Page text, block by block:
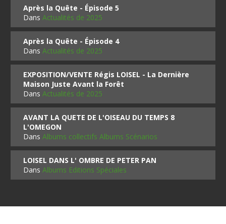
Après la Quête - Épisode 5
DansActualités de 2025
Après la Quête - Épisode 4
DansActualités de 2025
EXPOSITION/VENTE Régis LOISEL - La Dernière
Maison Juste Avant la Forêt
DansActualités de 2025
AVANT LA QUETE DE L'OISEAU DU TEMPS 8
L'OMEGON
DansAlbums collectifs Albums Scénarios
LOISEL DANS L' OMBRE DE PETER PAN
DansAlbums Editions Spéciales